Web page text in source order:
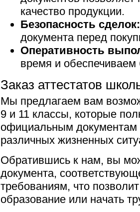
качество продукции.
Безопасность сделок:
документа перед
Оперативность
время и обеспечиваем
Заказ аттестатов
Мы предлагаем вам
9 и 11 классы, которые
официальным документам
различных жизненных
Обратившись к нам, вы
документа,
требованиям, что
образование или начать